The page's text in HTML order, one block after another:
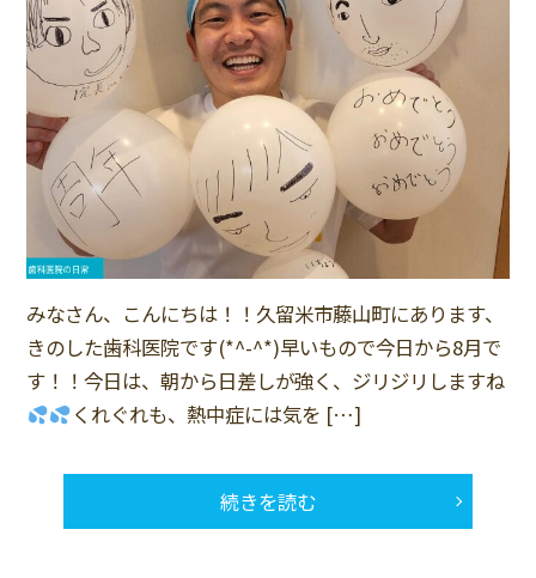
みなさん、こんにちは！！久留米市藤山町にあります、
きのした歯科医院です(*^-^*)早いもので今日から8月で
す！！今日は、朝から日差しが強く、ジリジリしますね
くれぐれも、熱中症には気を […]
続きを読む